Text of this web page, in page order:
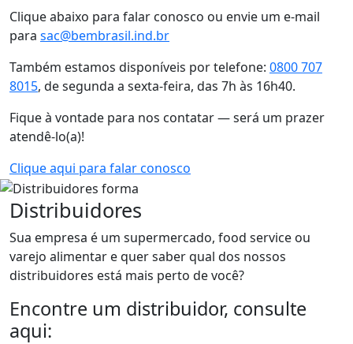
Clique abaixo para falar conosco ou envie um e-mail
para sac@bembrasil.ind.br
Também estamos disponíveis por telefone: 0800 707
8015, de segunda a sexta-feira, das 7h às 16h40.
Fique à vontade para nos contatar — será um prazer
atendê-lo(a)!
Clique aqui para falar conosco
Distribuidores
Sua empresa é um supermercado, food service ou
varejo alimentar e quer saber qual dos nossos
distribuidores está mais perto de você?
Encontre um distribuidor, consulte
aqui: